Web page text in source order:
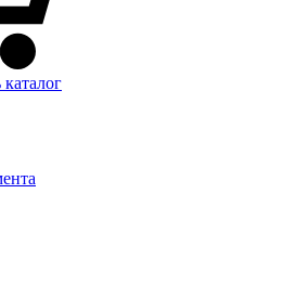
каталог